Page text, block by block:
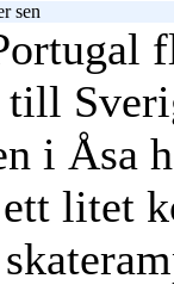
sen
till
i Åsa
litet